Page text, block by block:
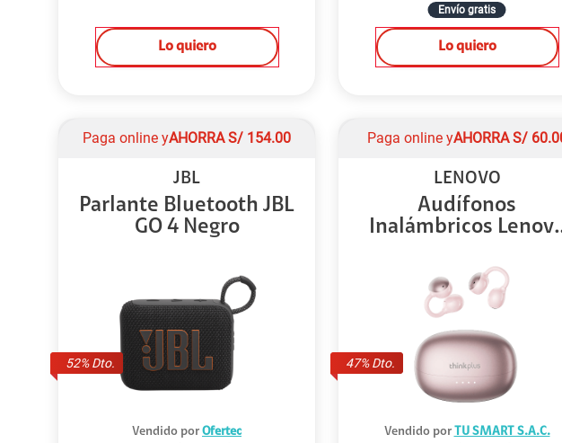
Lo quiero
Envío gratis
Lo quiero
52% Dto.
Paga online yAHORRA S/ 154.00
JBL
Parlante Bluetooth JBL
GO 4 Negro
Vendido por Ofertec
47% Dto.
Paga online yAHORRA S/
LENOVO
Audífonos
Inalámbricos
Vendido por TU SMART S.A.C.